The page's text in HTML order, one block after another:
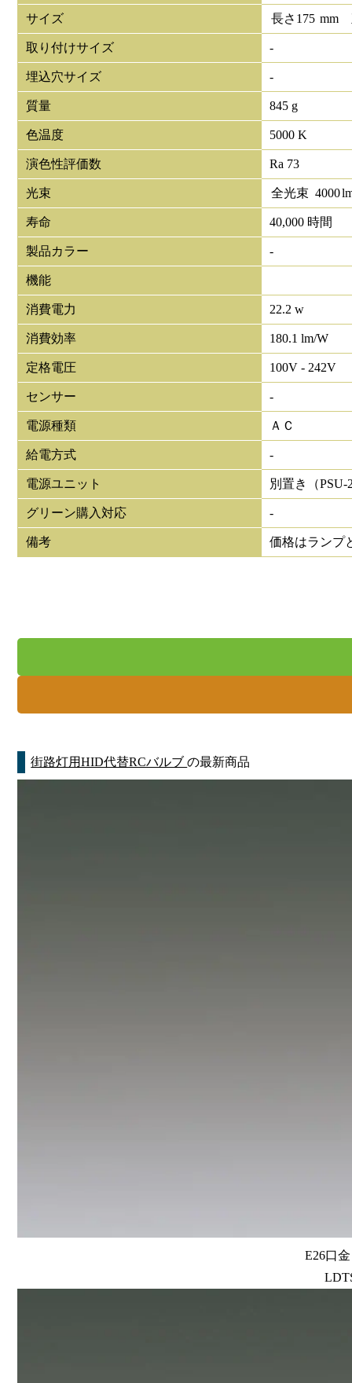
サイズ 長さ 175 mm
取り付けサイズ -
埋込穴サイズ -
質量 845 g
色温度 5000 K
演色性評価数 Ra 73
光束 全光束 4000
寿命 40,000 時間
製品カラー -
機能
消費電力 22.2 w
消費効率 180.1 lm/W
定格電圧 100V - 242V
センサー -
電源種類 ＡＣ
給電方式 -
電源ユニット 別置き（PSU-
グリーン購入対応 -
備考 価格はランプ
街路灯用HID代替RCバルブの最新商品
E26口